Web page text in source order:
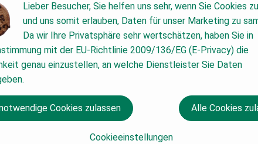
Lieber Besucher, Sie helfen uns sehr, wenn Sie Cookies
und uns somit erlauben, Daten für unser Marketing zu
Da wir Ihre Privatsphäre sehr wertschätzen, haben Sie in
mit der EU-Richtlinie 2009/136/EG (E-Privacy) die
genau einzustellen, an welche Dienstleister Sie Daten
Cookieeinstellungen
Cookies zulassen Alle Cookies